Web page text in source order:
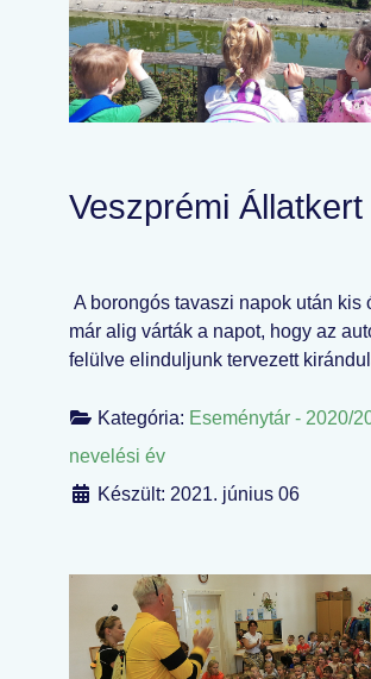
Veszprémi Állatkert
A borongós tavaszi napok után kis
már alig várták a napot, hogy az
felülve elinduljunk tervezett
Kategória: Eseménytár - 2020/
nevelési év
Készült: 2021. június 06